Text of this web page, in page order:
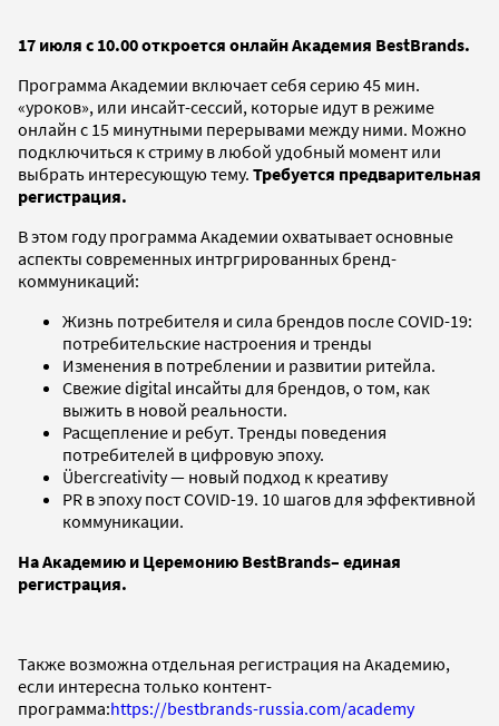
17 июля с 10.00 откроется онлайн Академия BestBrands.
Программа Академии включает себя серию 45 мин.
«уроков», или инсайт-сессий, которые идут в режиме
онлайн с 15 минутными перерывами между ними. Можно
подключиться к стриму в любой удобный момент или
выбрать интересующую тему. Требуется предварительная
регистрация.
В этом году программа Академии охватывает основные
аспекты современных интргрированных бренд-
коммуникаций:
Жизнь потребителя и сила брендов после COVID-19:
потребительские настроения и тренды
Изменения в потреблении и развитии ритейла.
Свежие digital инсайты для брендов, о том, как
выжить в новой реальности.
Расщепление и ребут. Тренды поведения
потребителей в цифровую эпоху.
Übercreativity — новый подход к креативу
PR в эпоху пост COVID-19. 10 шагов для эффективной
коммуникации.
На Академию и Церемонию BestBrands– единая
регистрация.
Также возможна отдельная регистрация на Академию,
если интересна только контент-
программа:https://bestbrands-russia.com/academy